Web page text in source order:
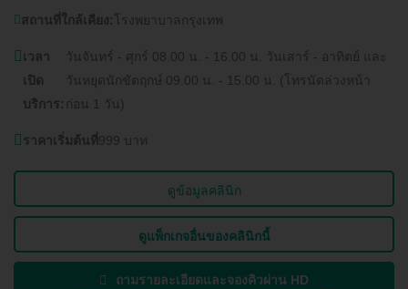
สถานที่ใกล้เคียง: โรงพยาบาลกรุงเทพ
เวลา
เปิด
บริการ:
วันจันทร์ - ศุกร์ 08.00 น. - 16.00 น. วันเสาร์ - อาทิตย์ และ
วันหยุดนักขัตฤกษ์ 09.00 น. - 15.00 น. (โทรนัดล่วงหน้า
ก่อน 1 วัน)
ราคาเริ่มต้นที่999 บาท
ดูข้อมูลคลินิก
ดูแพ็กเกจอื่นของคลินิกนี้
ถามรายละเอียดและจองคิวผ่าน HD